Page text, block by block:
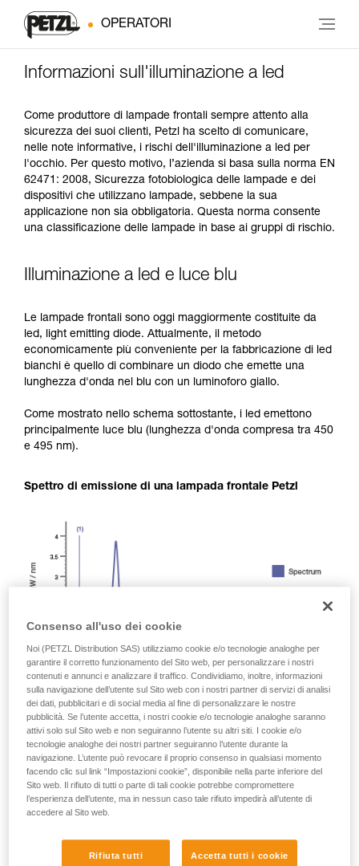
OPERATORI
Informazioni sull'illuminazione a led
Come produttore di lampade frontali sempre attento alla
sicurezza dei suoi clienti, Petzl ha scelto di comunicare,
nelle note informative, i rischi dell'illuminazione a led per
l'occhio. Per questo motivo, l’azienda si basa sulla norma EN
62471: 2008, Sicurezza fotobiologica delle lampade e dei
dispositivi che utilizzano lampade, sebbene la sua
applicazione non sia obbligatoria. Questa norma consente
una classificazione delle lampade in base ai gruppi di rischio.
Illuminazione a led e luce blu
Le lampade frontali sono oggi maggiormente costituite da
led, light emitting diode. Attualmente, il metodo
economicamente più conveniente per la fabbricazione di led
bianchi è quello di combinare un diodo che emette una
lunghezza d'onda nel blu con un luminoforo giallo.
Come mostrato nello schema sottostante, i led emettono
principalmente luce blu (lunghezza d'onda compresa tra 450
e 495 nm).
Spettro di emissione di una lampada frontale Petzl
In caso di esposizione diretta, ripetuta e ad alta potenza, la
luce blu può causare danni all'occhio: effetto tossico sulla
retina, effetto aggravante della degenerazione maculare,
causa della loro maggiore sensibilità alla luce blu.
Consenso all'uso dei cookie
Noi (PETZL Distribution SAS) utilizziamo cookie e/o tecnologie analoghe per
garantire il corretto funzionamento del Sito web, per personalizzare i nostri
contenuti e annunci e analizzare il traffico. Condividiamo, inoltre, informazioni
sulla navigazione dell’utente sul Sito web con i nostri partner di servizi di analisi
dei dati, pubblicitari e di social media al fine di personalizzare le nostre
pubblicità. Se l’utente accetta, i nostri cookie e/o tecnologie analoghe saranno
attivi solo sul Sito web e non seguiranno l’utente su altri siti. I cookie e/o
tecnologie analoghe dei nostri partner seguiranno l’utente durante la
navigazione. L’utente può revocare il proprio consenso in qualsiasi momento
facendo clic sul link “Impostazioni cookie”, disponibile nella parte inferiore del
Sito web. Il rifiuto di tutti o parte di tali cookie potrebbe compromettere
l’esperienza dell’utente, ma in nessun caso tale rifiuto impedirà all’utente di
accedere al Sito web.
Rifiuta tutti Accetta tutti i cookie